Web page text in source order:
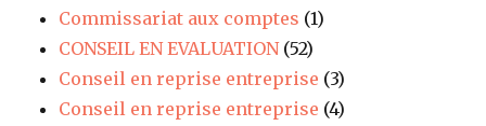
Commissariat aux comptes (1)
CONSEIL EN EVALUATION(52)
Conseil en reprise entreprise (3)
Conseil en reprise entreprise (4)